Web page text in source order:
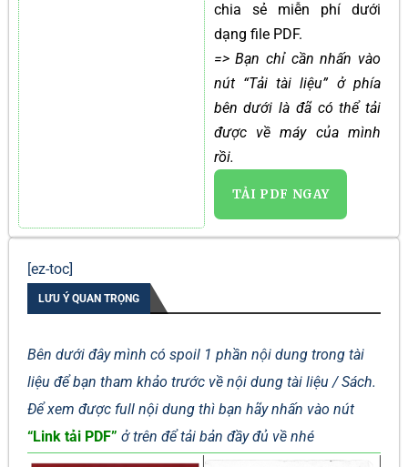
chia sẻ miễn phí dưới
dạng file PDF.
=> Bạn chỉ cần nhấn vào
nút “Tải tài liệu” ở phía
bên dưới là đã có thể tải
được về máy của mình
rồi.
TẢI PDF NGAY
[ez-toc]
LƯU Ý QUAN TRỌNG
Bên dưới đây mình có spoil 1 phần nội dung trong tài
liệu để bạn tham khảo trước về nội dung tài liệu / Sách.
Để xem được full nội dung thì bạn hãy nhấn vào nút
“Link tải PDF” ở trên để tải bản đầy đủ về nhé